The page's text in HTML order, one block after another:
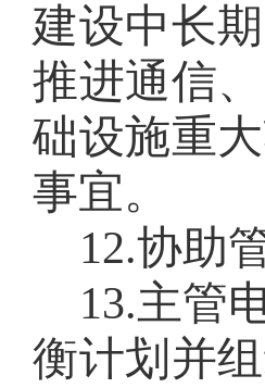
建设中长
推进通信
础设施重
事宜。
12.协助
13.主管
衡计划并